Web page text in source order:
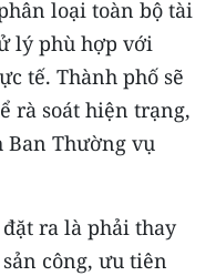
loại toàn bộ tài
lý phù hợp với
tế. Thành phố sẽ
rà soát hiện trạng,
Thường vụ
ra là phải thay
công, ưu tiên